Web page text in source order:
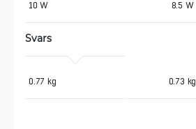
10 W 8.5 W
Svars
0.77 kg 0.73 kg